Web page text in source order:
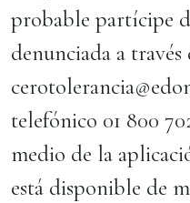
probable partícipe
denunciada a
telefónico 01 800
medio de la
está disponible de